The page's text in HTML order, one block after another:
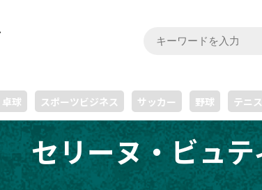
卓球 スポーツビジネス サッカー 野球 テニス
セリーヌ・ビュテ